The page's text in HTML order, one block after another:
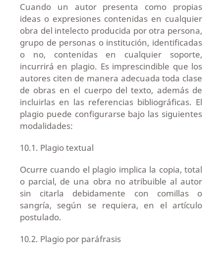
Cuando un autor presenta como propias
ideas o expresiones contenidas en cualquier
obra del intelecto producida por otra persona,
grupo de personas o institución, identificadas
o no, contenidas en cualquier soporte,
incurrirá en plagio. Es imprescindible que los
autores citen de manera adecuada toda clase
de obras en el cuerpo del texto, además de
incluirlas en las referencias bibliográficas. El
plagio puede configurarse bajo las siguientes
modalidades:
10.1. Plagio textual
Ocurre cuando el plagio implica la copia, total
o parcial, de una obra no atribuible al autor
sin citarla debidamente con comillas o
sangría, según se requiera, en el artículo
postulado.
10.2. Plagio por paráfrasis